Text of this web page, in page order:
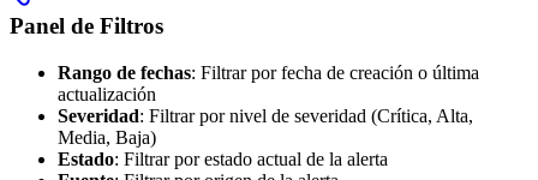
Panel de Filtros
Rango de fechas: Filtrar por fecha de creación o última
actualización
Severidad: Filtrar por nivel de severidad (Crítica, Alta,
Media, Baja)
Estado: Filtrar por estado actual de la alerta